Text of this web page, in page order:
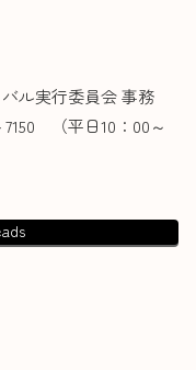
ル実行委員会 事務
（平日10：00～